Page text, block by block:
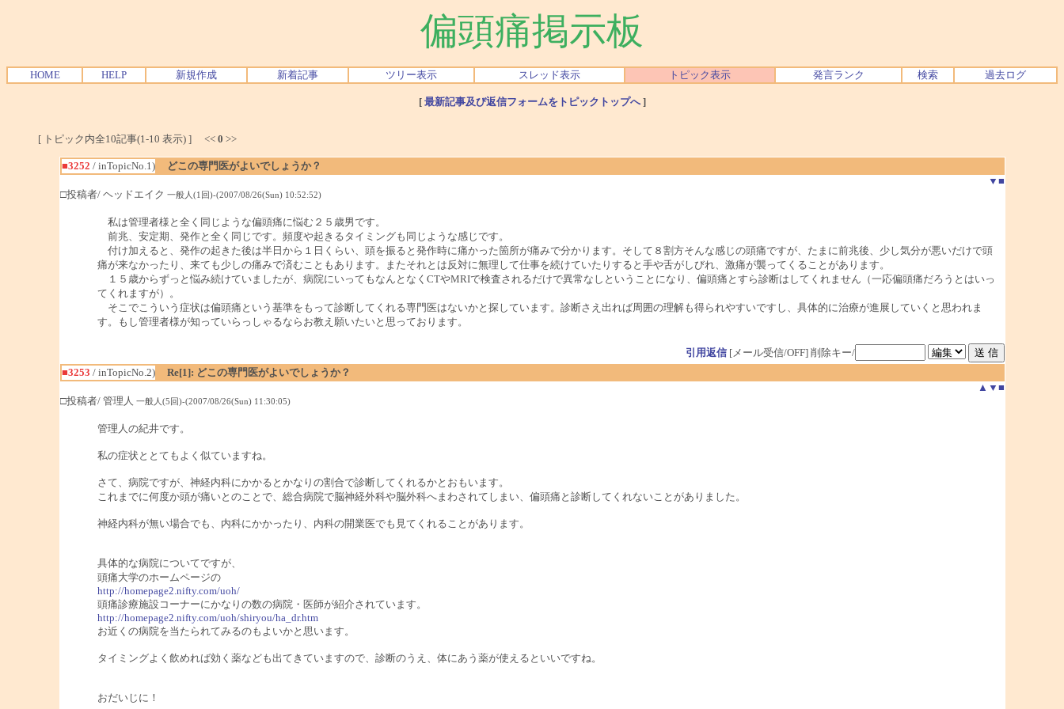
偏頭痛掲示板
HOME HELP 新規作成 新着記事 ツリー表示 スレッド表示 トピック表示 発言ランク 検索 過去ログ
[ 最新記事及び返信フォームをトピックトップへ]
[ トピック内全10記事(1-10 表示) ] << 0 >>
■3252 / inTopicNo.1)
どこの専門医がよいでしょうか？
▼ ■
□投稿者/ ヘッドエイク 一般人(1回)-(2007/08/26(Sun) 10:52:52)
私は管理者様と全く同じような偏頭痛に悩む２５歳男です。
前兆、安定期、発作と全く同じです。頻度や起きるタイミングも同じような感じです。
付け加えると、発作の起きた後は半日から１日くらい、頭を振ると発作時に痛かった箇所が痛みで分かります。そして８割方そんな感じの頭痛ですが、たまに前兆後、少し気分が悪いだけで頭
痛が来なかったり、来ても少しの痛みで済むこともあります。またそれとは反対に無理して仕事を続けていたりすると手や舌がしびれ、激痛が襲ってくることがあります。
１５歳からずっと悩み続けていましたが、病院にいってもなんとなくCTやMRIで検査されるだけで異常なしということになり、偏頭痛とすら診断はしてくれません（一応偏頭痛だろうとはいっ
てくれますが）。
そこでこういう症状は偏頭痛という基準をもって診断してくれる専門医はないかと探しています。診断さえ出れば周囲の理解も得られやすいですし、具体的に治療が進展していくと思われま
す。もし管理者様が知っていらっしゃるならお教え願いたいと思っております。
引用返信[メール受信/OFF] 削除キー/
■3253 / inTopicNo.2)
Re[1]: どこの専門医がよいでしょうか？
▲ ▼ ■
□投稿者/ 管理人 一般人(5回)-(2007/08/26(Sun) 11:30:05)
管理人の紀井です。
私の症状ととてもよく似ていますね。
さて、病院ですが、神経内科にかかるとかなりの割合で診断してくれるかとおもいます。
これまでに何度か頭が痛いとのことで、総合病院で脳神経外科や脳外科へまわされてしまい、偏頭痛と診断してくれないことがありました。
神経内科が無い場合でも、内科にかかったり、内科の開業医でも見てくれることがあります。
具体的な病院についてですが、
頭痛大学のホームページの
http://homepage2.nifty.com/uoh/
頭痛診療施設コーナーにかなりの数の病院・医師が紹介されています。
http://homepage2.nifty.com/uoh/shiryou/ha_dr.htm
お近くの病院を当たられてみるのもよいかと思います。
タイミングよく飲めれば効く薬なども出てきていますので、診断のうえ、体にあう薬が使えるといいですね。
おだいじに！